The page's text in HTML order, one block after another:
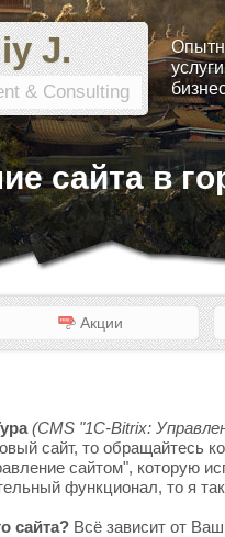
J.
& Consulting
сайта в
Акции
(CMS "1C-Bitrix:
сайт, то обращайтесь
сайтом", которую
функционал, то я
сайта? Всё зависит от